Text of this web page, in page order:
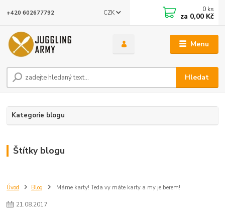
Menu
CZK
Hledat
+420 602677792 0 ks
za 0,00 Kč
Kategorie blogu
Štítky blogu
Úvod Blog Máme karty! Teda vy máte karty a my je berem!
21.08.2017